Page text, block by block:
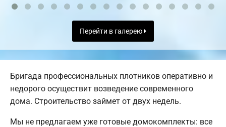
Перейти в галерею
Бригада профессиональных плотников оперативно и
недорого осуществит возведение современного
дома. Строительство займет от двух недель.
Мы не предлагаем уже готовые домокомплекты: все